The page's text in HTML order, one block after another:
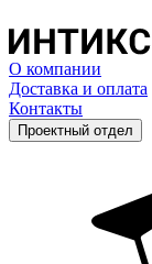
О компании
Доставка и оплата
Контакты
Проектный отдел